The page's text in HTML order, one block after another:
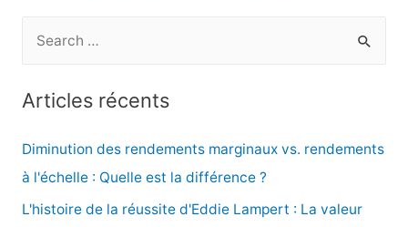
e
r
Articles récents
Diminution des rendements marginaux vs. rendements
à l'échelle : Quelle est la différence ?
L'histoire de la réussite d'Eddie Lampert : La valeur